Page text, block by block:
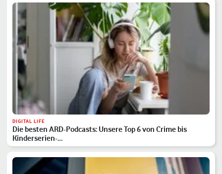
DIGITAL LIFE
Die besten ARD-Podcasts: Unsere Top 6 von Crime bis
Kinderserien-…